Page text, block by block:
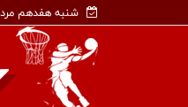
شنبه هفدهم